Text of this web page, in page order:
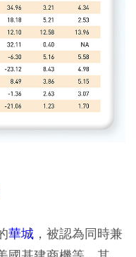
華城 ，被認為同時兼